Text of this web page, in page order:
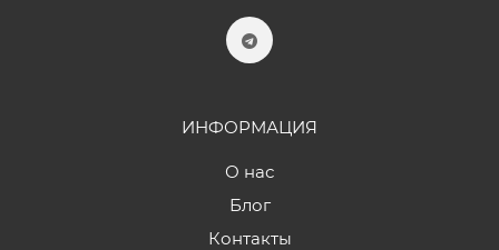
ИНФОРМАЦИЯ
О нас
Блог
Контакты